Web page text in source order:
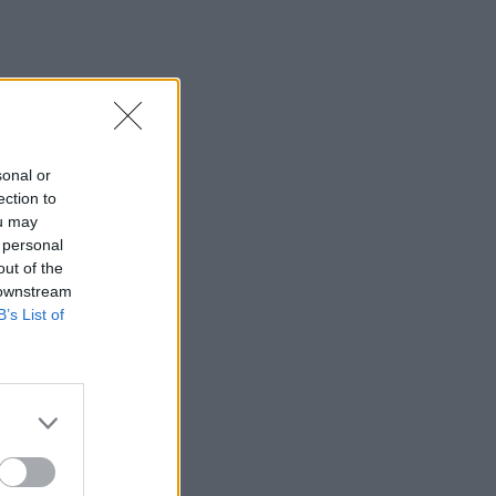
or
to
may
of the
List of
στο Μουντιάλ: «Θα ανατινάξω τον Μέσι
με τέσσερις βόμβες!»